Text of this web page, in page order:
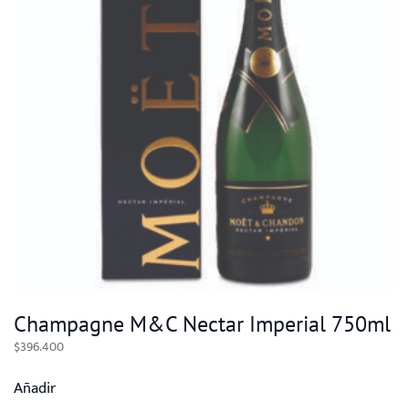
Champagne M&C Nectar Imperial 750ml
$396.400
Añadir